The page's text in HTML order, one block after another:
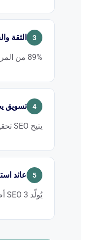
3
الثقة
89% من المرضى يطّلعون على التقييمات عبر الإنترنت قبل اتخاذ قرارهم النهائي.
4
تسويق
يتيح SEO تحقيق الظهور دون اللجوء إلى ممارسات إعلانية تتعارض مع أخلاقيات الطب.
على خلاف
5
عائد
يُولّد SEO 3 أضعاف عدد العملاء المؤهلين مقارنة بالإعلانات المدفوعة، مع تكلفة اكتساب متناقصة.